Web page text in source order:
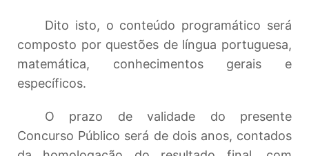
Dito isto, o conteúdo programático será
composto por questões de língua portuguesa,
matemática, conhecimentos gerais e
específicos.
O prazo de validade do presente
Concurso Público será de dois anos, contados